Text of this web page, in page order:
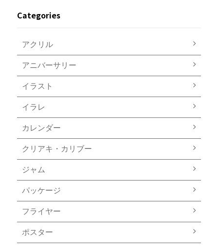
Categories
アクリル
アニバーサリー
イラスト
イラレ
カレンダー
クリアキ・カリブー
ジャム
パッケージ
フライヤー
ポスター